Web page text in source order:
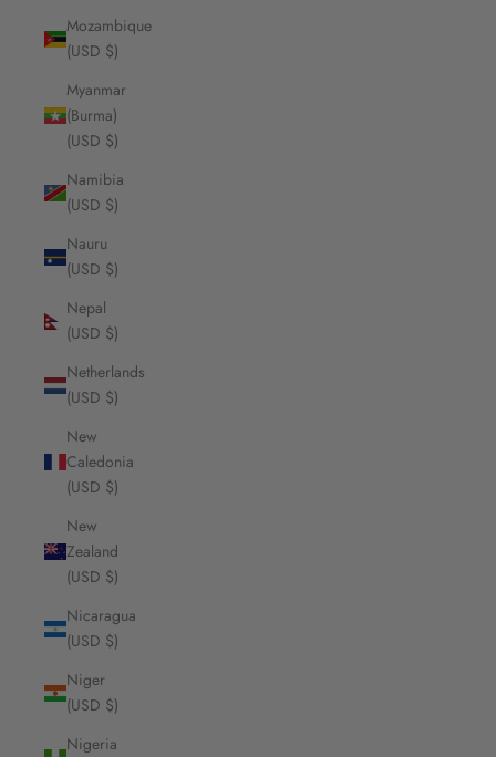
Mozambique
(USD $)
Myanmar
(Burma)
(USD $)
Namibia
(USD $)
Nauru
(USD $)
Nepal
(USD $)
Netherlands
(USD $)
New
Caledonia
(USD $)
New
Zealand
(USD $)
Nicaragua
(USD $)
Niger
(USD $)
Nigeria